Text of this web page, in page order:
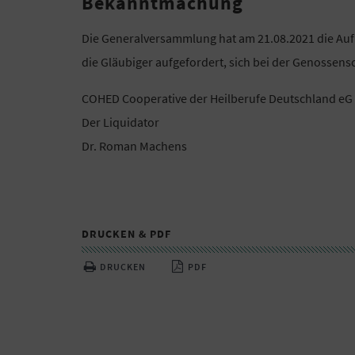
Die Generalversammlung hat am 21.08.2021 die
die Gläubiger aufgefordert, sich bei der
COHED Cooperative der Heilberufe Deutschland eG
Der Liquidator
Dr. Roman Machens
DRUCKEN & PDF
DRUCKEN PDF